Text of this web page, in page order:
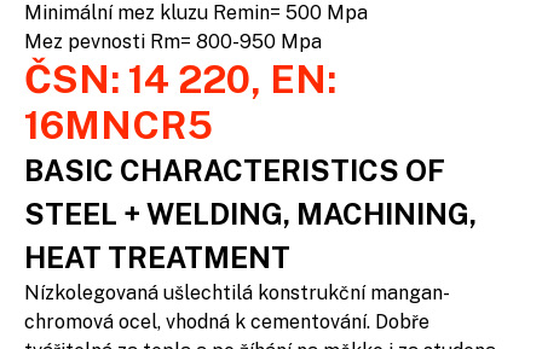
Minimální mez kluzu Remin= 500 Mpa
Mez pevnosti Rm= 800-950 Mpa
ČSN: 14 220, EN:
16MNCR5
BASIC CHARACTERISTICS OF
STEEL + WELDING, MACHINING,
HEAT TREATMENT
Nízkolegovaná ušlechtilá konstrukční mangan-
chromová ocel, vhodná k cementování. Dobře